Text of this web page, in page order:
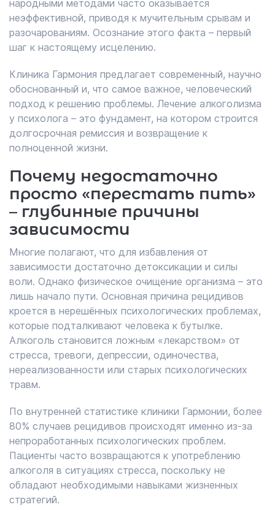
народными методами часто оказывается
неэффективной, приводя к мучительным срывам и
разочарованиям. Осознание этого факта – первый
шаг к настоящему исцелению.
Клиника Гармония предлагает современный, научно
обоснованный и, что самое важное, человеческий
подход к решению проблемы. Лечение алкоголизма
у психолога – это фундамент, на котором строится
долгосрочная ремиссия и возвращение к
полноценной жизни.
Почему недостаточно
просто «перестать пить»
– глубинные причины
зависимости
Многие полагают, что для избавления от
зависимости достаточно детоксикации и силы
воли. Однако физическое очищение организма – это
лишь начало пути. Основная причина рецидивов
кроется в нерешённых психологических проблемах,
которые подталкивают человека к бутылке.
Алкоголь становится ложным «лекарством» от
стресса, тревоги, депрессии, одиночества,
нереализованности или старых психологических
травм.
По внутренней статистике клиники Гармонии, более
80% случаев рецидивов происходят именно из-за
непроработанных психологических проблем.
Пациенты часто возвращаются к употреблению
алкоголя в ситуациях стресса, поскольку не
обладают необходимыми навыками жизненных
стратегий.